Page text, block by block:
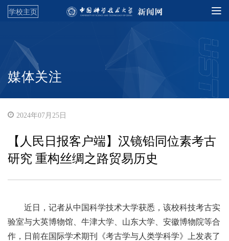
学校主页
媒体关注
2024年07月25日
【人民日报客户端】汉镜铅同位素考古
研究 重构丝绸之路贸易历史
近日，记者从中国科学技术大学获悉，该校科技考古实
验室与大英博物馆、牛津大学、山东大学、安徽博物院等合
作，日前在国际学术期刊《考古学与人类学科学》上发表了